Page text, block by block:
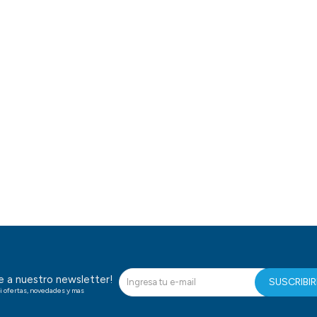
a nuestro newsletter!
ofertas, novedades y mas